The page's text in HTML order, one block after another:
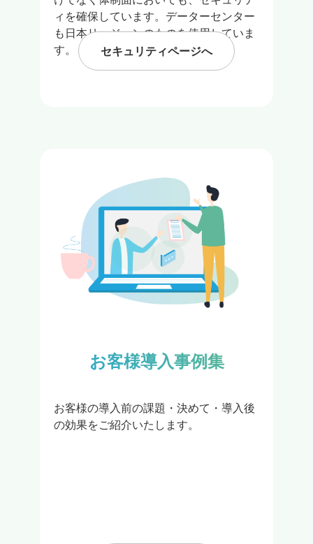
ィを確保しています。データーセンター
も日本リージョンのものを使用していま
す。
セキュリティページへ
お客様導入事例集
お客様の導入前の課題・決めて・導入後
の効果をご紹介いたします。